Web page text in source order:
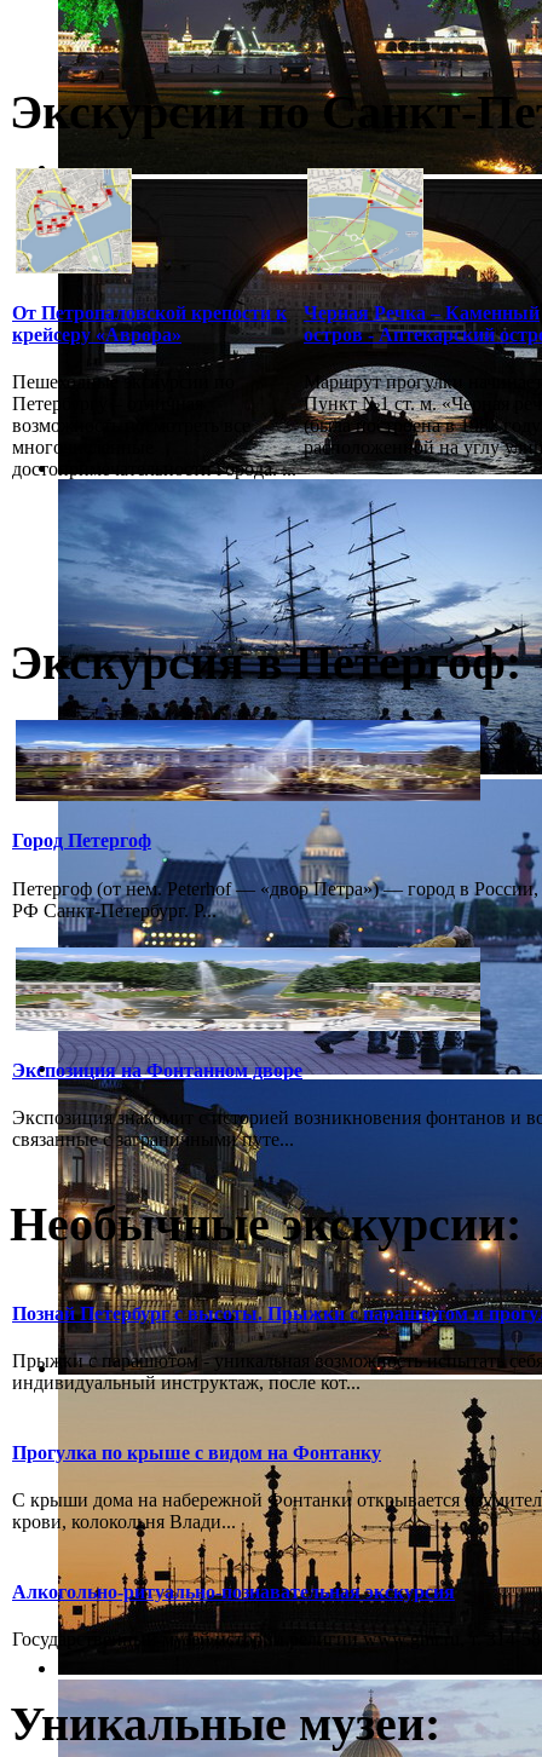
Экскурсии по Санкт-
От Петропаловской крепости к
крейсеру «Аврора»
Пешеходные экскурсии по
Петербургу – отличная
возможность посмотреть все
многочисленные
достопримечательности города. ...
Черная Речка – Каменный
остров - Аптекарский
Маршрут прогулки
Пункт №1 ст. м. «Черная
(была построена в 1982
расположенной на углу
Экскурсия в Петергоф:
Город Петергоф
Петергоф (от нем. Peterhof — «двор Петра») — город в России,
РФ Санкт-Петербург. Р...
Экспозиция на Фонтанном дворе
Экспозиция знакомит с историей возникновения фонтанов и
связанные с заграничными путе...
Необычные экскурсии:
Познай Петербург с высоты. Прыжки с парашютом и
Прыжки с парашютом - уникальная возможность испытать
индивидуальный инструктаж, после кот...
Прогулка по крыше с видом на Фонтанку
С крыши дома на набережной Фонтанки открывается
крови, колокольня Влади...
Алкогольно-ритуально-познавательная экскурсия
Государственный музей истории религии www.gmr.ru, т. 314-
Уникальные музеи: